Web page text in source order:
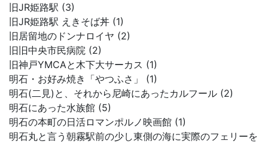
旧JR姫路駅 (3)
旧JR姫路駅 えきそば丼 (1)
旧居留地のドンナロイヤ (2)
旧旧中央市民病院 (2)
旧神戸YMCAと木下大サーカス (1)
明石・お好み焼き「やつふさ」 (1)
明石(二見)と、それから尼崎にあったカルフール (2)
明石にあった水族館 (5)
明石の本町の日活ロマンポルノ映画館 (1)
明石丸と言う朝霧駅前の少し東側の海に実際のフェリーを